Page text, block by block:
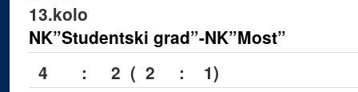
13.kolo
NK”Studentski grad”-NK”Most”
4 : 2 ( 2 : 1)